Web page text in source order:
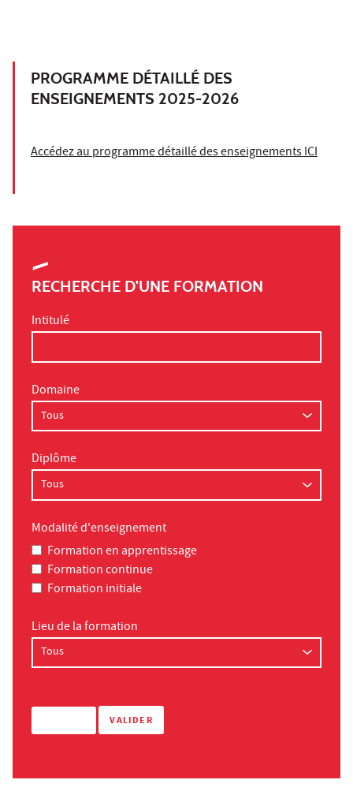
PROGRAMME DÉTAILLÉ DES
ENSEIGNEMENTS 2025-2026
Accédez au programme détaillé des enseignements ICI
RECHERCHE D'UNE FORMATION
Intitulé
Domaine
Diplôme
Modalité d'enseignement
Formation en apprentissage
Formation continue
Formation initiale
Lieu de la formation